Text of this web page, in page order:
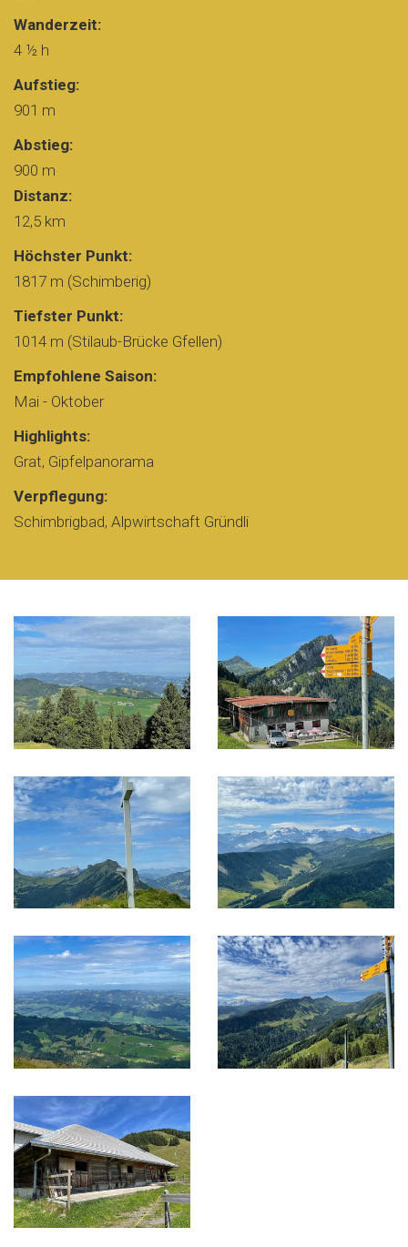
Wanderzeit:
4 ½ h
Aufstieg:
901 m
Abstieg:
900 m
Distanz:
12,5 km
Höchster Punkt:
1817 m (Schimberig)
Tiefster Punkt:
1014 m (Stilaub-Brücke Gfellen)
Empfohlene Saison:
Mai - Oktober
Highlights:
Grat, Gipfelpanorama
Verpflegung:
Schimbrigbad, Alpwirtschaft Gründli